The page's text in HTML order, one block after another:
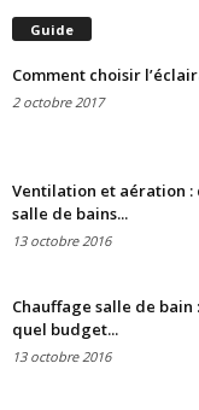
Guide
Comment choisir
2 octobre 2017
Ventilation et aération
salle de bains...
13 octobre 2016
Chauffage salle de
quel budget...
13 octobre 2016